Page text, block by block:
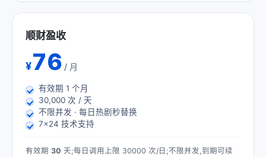
顺财盈收
¥76 / 月
有效期 1 个月
30,000 次 / 天
不限并发 · 每日热剧秒替换
7×24 技术支持
有效期 30 天;每日调用上限 30000 次/日;不限并发,到期可续